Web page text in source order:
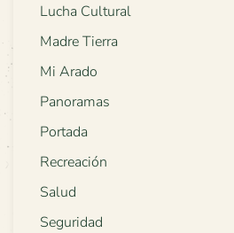
Lucha Cultural
Madre Tierra
Mi Arado
Panoramas
Portada
Recreación
Salud
Seguridad